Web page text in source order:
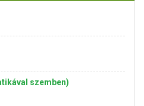
szemben)